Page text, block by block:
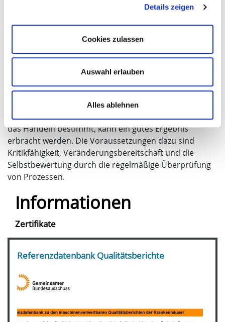
Details zeigen
Cookies zulassen
Auswahl erlauben
Alles ablehnen
abgeleitete Maßnahmen umzusetzen.
betrachtet werden. Die Mitarbeiterinnen und
Mitarbeiter der verschiedenen Berufsgruppen sichern
gemeinsam vor Ort die Qualität in den Kliniken. Das
verstehen, sondern als eine Philosophie. Nur wenn der
Qualitätsgedanke in die alltägliche Arbeit integriert
wird, und die Motivation, das Bestmögliche zu leisten
das Handeln bestimmt, kann ein gutes Ergebnis
erbracht werden. Die Voraussetzungen dazu sind
Kritikfähigkeit, Veränderungsbereitschaft und die
Selbstbewertung durch die regelmäßige Überprüfung
von Prozessen.
Informationen
Zertifikate
Referenzdatenbank Qualitätsberichte